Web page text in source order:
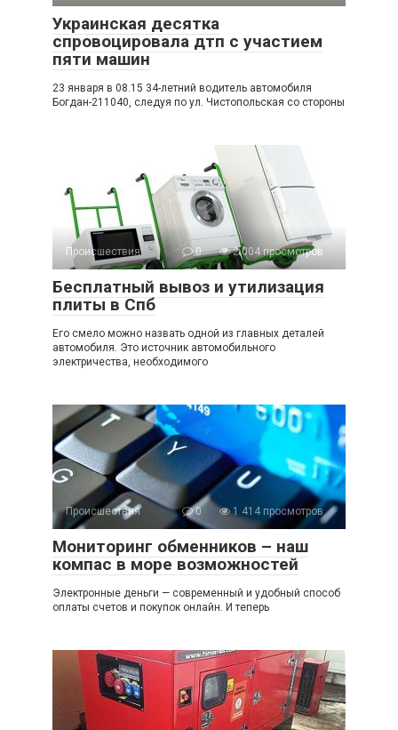
Украинская десятка
спровоцировала дтп с участием
пяти машин
23 января в 08.15 34-летний водитель автомобиля
Богдан-211040, следуя по ул. Чистопольская со стороны
Происшествия 0 2 004 просмотров
Бесплатный вывоз и утилизация
плиты в Спб
Его смело можно назвать одной из главных деталей
автомобиля. Это источник автомобильного
электричества, необходимого
Происшествия 0 1 414 просмотров
Мониторинг обменников – наш
компас в море возможностей
Электронные деньги — современный и удобный способ
оплаты счетов и покупок онлайн. И теперь